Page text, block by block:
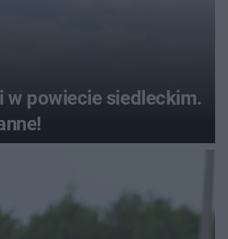
w powiecie siedleckim.